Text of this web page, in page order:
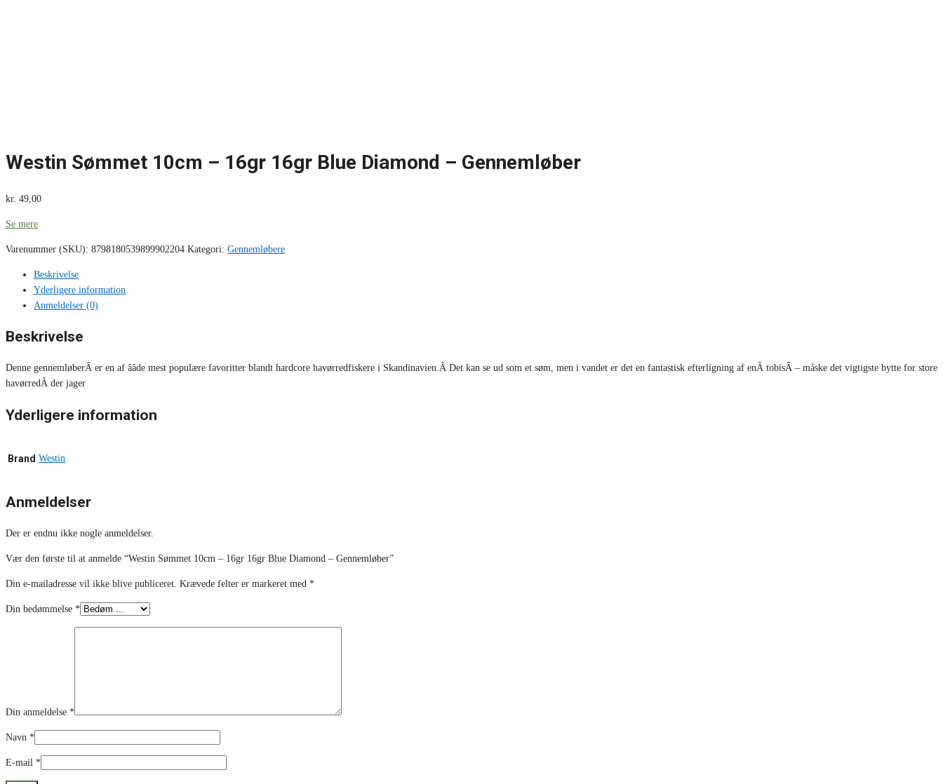
Westin Sømmet 10cm – 16gr 16gr Blue Diamond – Gennemløber
kr. 49,00
Se mere
Varenummer (SKU): 8798180539899902204 Kategori: Gennemløbere
Beskrivelse
Yderligere information
Anmeldelser (0)
Beskrivelse
Denne gennemløberÂ er en af ââde mest populære favoritter blandt hardcore havørredfiskere i Skandinavien.Â Det kan se ud som et søm, men i vandet er det en fantastisk efterligning af enÂ tobisÂ – måske det vigtigste bytte for store
havørredÂ der jager
Yderligere information
Brand Westin
Anmeldelser
Der er endnu ikke nogle anmeldelser.
Vær den første til at anmelde “Westin Sømmet 10cm – 16gr 16gr Blue Diamond – Gennemløber”
Din e-mailadresse vil ikke blive publiceret. Krævede felter er markeret med *
Din bedømmelse *
Din anmeldelse *
Navn *
E-mail *